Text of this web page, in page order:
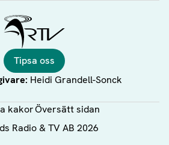
Tipsa oss
Heidi Grandell-Sonck
kakorÖversätt sidan
Radio & TV AB 2026